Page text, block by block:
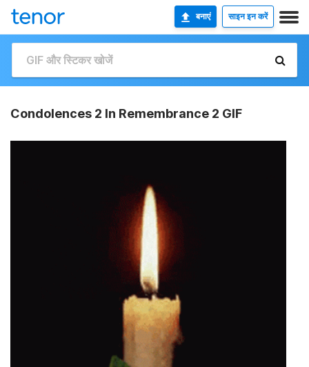
बनाएं साइन इन करें
Condolences 2 In Remembrance 2 GIF